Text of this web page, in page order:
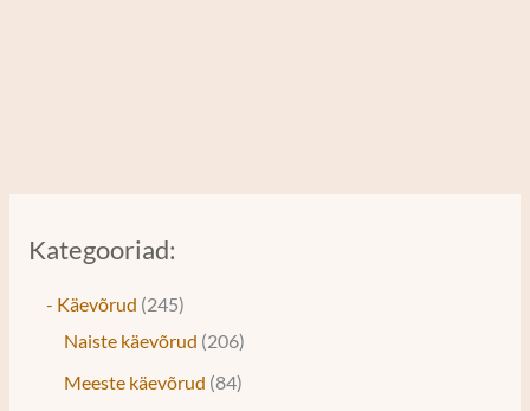
Kategooriad:
- Käevõrud 245
Naiste käevõrud 206
Meeste käevõrud 84